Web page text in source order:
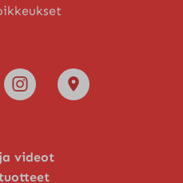
videot